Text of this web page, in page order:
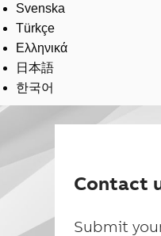
Svenska
Türkçe
Ελληνικά
日本語
한국어
Contact
Submit